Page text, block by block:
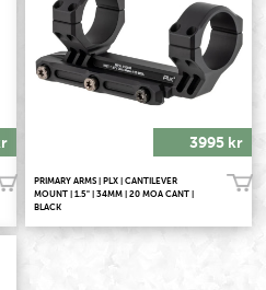
3995 kr
PRIMARY ARMS | PLX | CANTILEVER
MOUNT | 1.5" | 34MM | 20 MOA CANT |
BLACK
Köp!